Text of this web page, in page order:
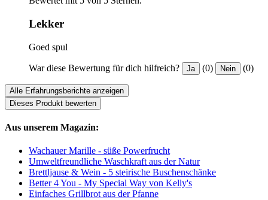
Lekker
Goed spul
War diese Bewertung für dich hilfreich? Ja (0) Nein (0)
Alle Erfahrungsberichte anzeigen
Dieses Produkt bewerten
Aus unserem Magazin:
Wachauer Marille - süße Powerfrucht
Umweltfreundliche Waschkraft aus der Natur
Brettljause & Wein - 5 steirische Buschenschänke
Better 4 You - My Special Way von Kelly's
Einfaches Grillbrot aus der Pfanne